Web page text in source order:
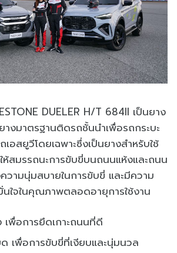
DUELER H/T 684II เป็นยาง
างมาตรฐานติดรถชั้นนำเพื่อรถกระบะ
เอสยูวีโดยเฉพาะซึ่งเป็นยางสำหรับใช้
ห้สมรรถนะการขับขี่บนถนนแห้งและถนน
วามนุ่มสบายในการขับขี่ และมีความ
ใจในคุณภาพตลอดอายุการใช้งาน
เพื่อการยึดเกาะถนนที่ดี
เพื่อการขับขี่ที่เงียบและนุ่มนวล